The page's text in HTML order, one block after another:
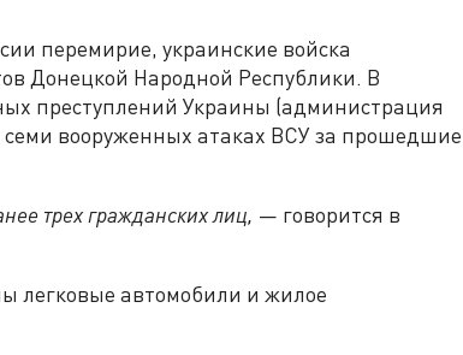
перемирие, украинские войска
Донецкой Народной Республики. В
преступлений Украины (администрация
вооруженных атаках ВСУ за прошедшие
трех гражданских лиц, — говорится в
легковые автомобили и жилое